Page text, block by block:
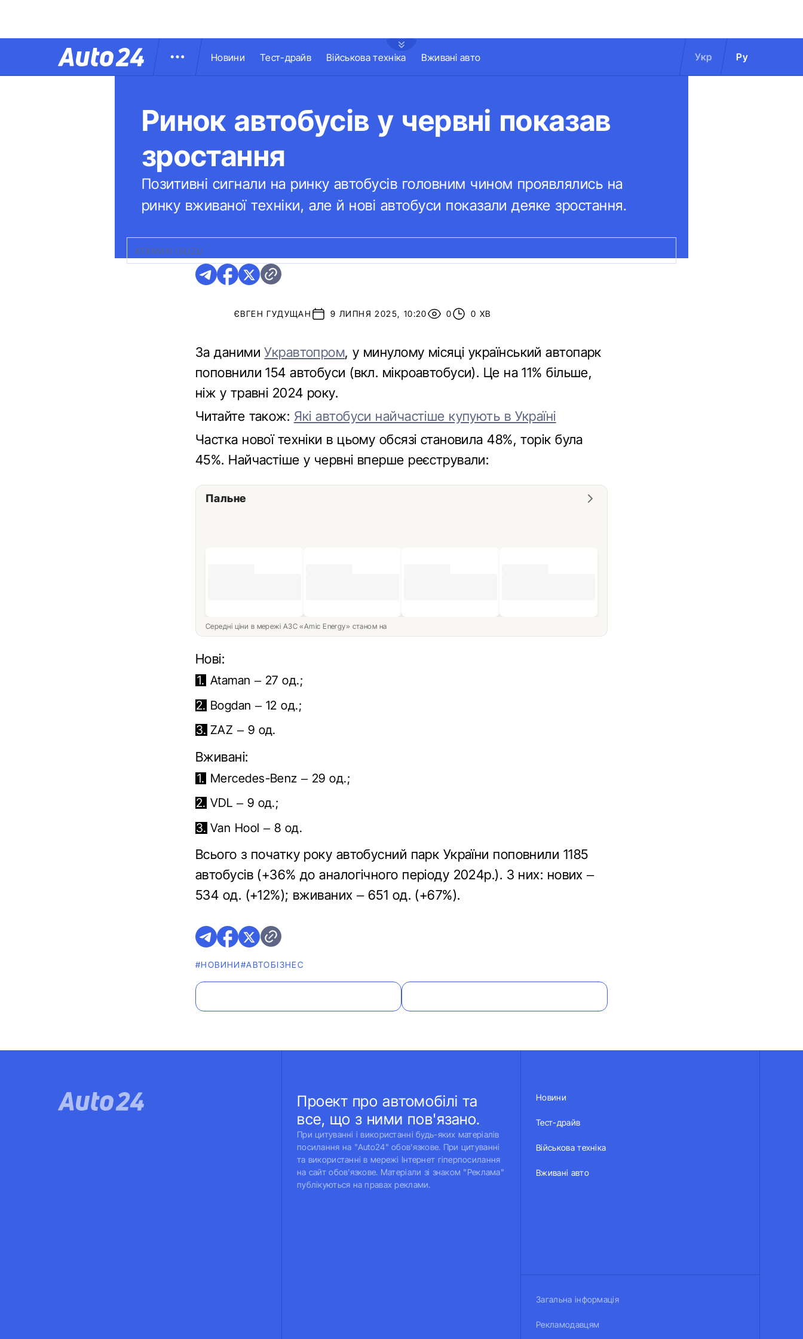
Новини Тест-драйв Військова техніка Вживані авто Укр Ру
Ринок автобусів у червні показав
зростання
Позитивні сигнали на ринку автобусів головним чином проявлялись на
ринку вживаної техніки, але й нові автобуси показали деяке зростання.
ATAMAN ISUZU
ЄВГЕН ГУДУЩАН 9 ЛИПНЯ 2025, 10:20 0 0 ХВ
За данимиУкравтопром, у минулому місяці український автопарк
поповнили 154 автобуси (вкл. мікроавтобуси). Це на 11% більше,
ніж у травні 2024 року.
Читайте також: Які автобуси найчастіше купують в Україні
Частка нової техніки в цьому обсязі становила 48%, торік була
45%. Найчастіше у червні вперше реєстрували:
Пальне
Середні ціни в мережі АЗС «Amic Energy» станом на
Нові:
Ataman – 27 од.;
Bogdan – 12 од.;
ZAZ – 9 од.
Вживані:
Mercedes-Benz – 29 од.;
VDL – 9 од.;
Van Hool – 8 од.
Всього з початку року автобусний парк України поповнили 1185
автобусів (+36% до аналогічного періоду 2024р.). З них: нових –
534 од. (+12%); вживаних – 651 од. (+67%).
#НОВИНИ#АВТОБІЗНЕС
Проект про автомобілі та
все, що з ними пов'язано.
При цитуванні і використанні будь-яких матеріалів
посилання на "Auto24" обов'язкове. При цитуванні
та використанні в мережі Інтернет гіперпосилання
на сайт обов'язкове. Матеріали зі знаком "Реклама"
публікуються на правах реклами.
Новини
Тест-драйв
Військова техніка
Вживані авто
Загальна інформація
Рекламодавцям